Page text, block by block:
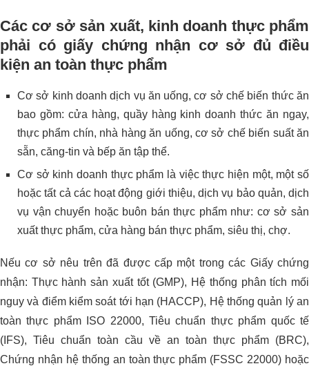
Các cơ sở sản xuất, kinh doanh thực phẩm
phải có giấy chứng nhận cơ sở đủ điều
kiện an toàn thực phẩm
Cơ sở kinh doanh dịch vụ ăn uống, cơ sở chế biến thức ăn
bao gồm: cửa hàng, quầy hàng kinh doanh thức ăn ngay,
thực phẩm chín, nhà hàng ăn uống, cơ sở chế biến suất ăn
sẵn, căng-tin và bếp ăn tập thể.
Cơ sở kinh doanh thực phẩm là việc thực hiện một, một số
hoặc tất cả các hoạt động giới thiệu, dịch vụ bảo quản, dịch
vụ vận chuyển hoặc buôn bán thực phẩm như: cơ sở sản
xuất thực phẩm, cửa hàng bán thực phẩm, siêu thị, chợ.
Nếu cơ sở nêu trên đã được cấp một trong các Giấy chứng
nhận: Thực hành sản xuất tốt (GMP), Hệ thống phân tích mối
nguy và điểm kiểm soát tới hạn (HACCP), Hệ thống quản lý an
toàn thực phẩm ISO 22000, Tiêu chuẩn thực phẩm quốc tế
(IFS), Tiêu chuẩn toàn cầu về an toàn thực phẩm (BRC),
Chứng nhận hệ thống an toàn thực phẩm (FSSC 22000) hoặc